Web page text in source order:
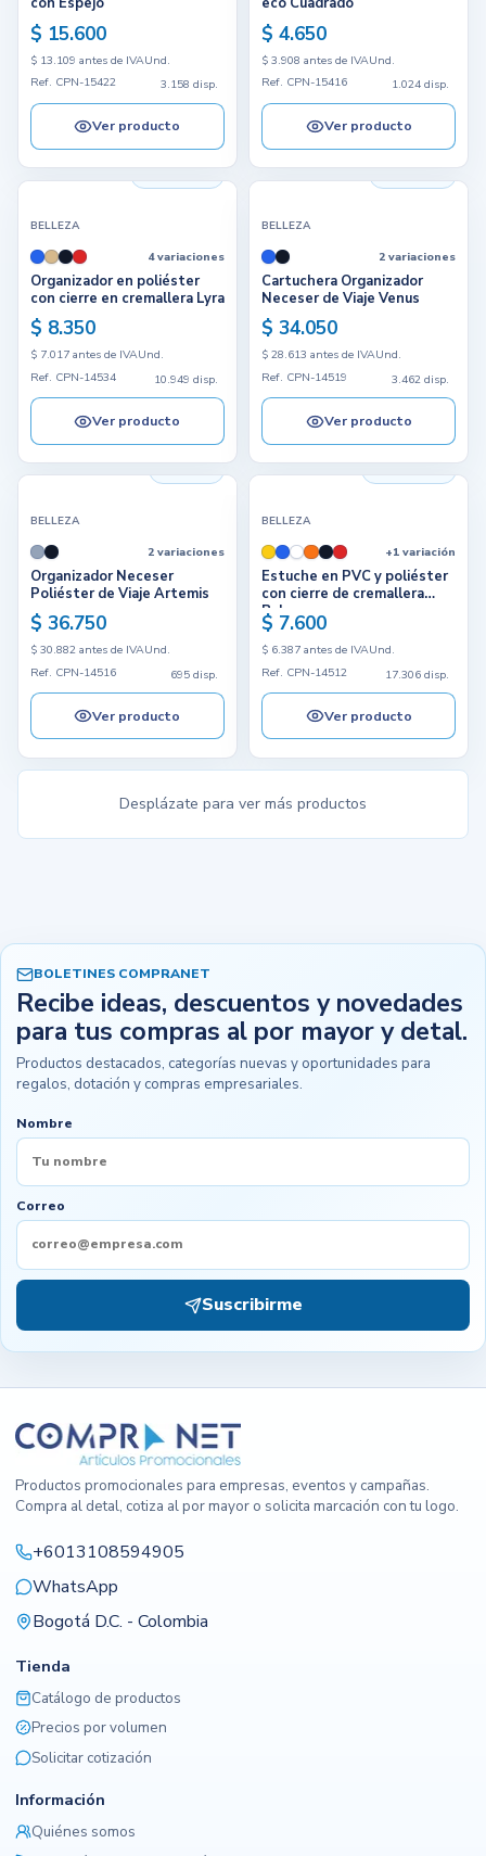
$ 15.600
$ 13.109 antes de IVAUnd.
Ref. CPN-15422
3.158 disp.
Ver producto
$ 4.650
$ 3.908 antes de IVAUnd.
Ref. CPN-15416
1.024 disp.
Ver producto
BELLEZA
4 variaciones
Organizador en poliéster
con cierre en cremallera Lyra
$ 8.350
$ 7.017 antes de IVAUnd.
Ref. CPN-14534
10.949 disp.
Ver producto
BELLEZA
2 variaciones
Cartuchera Organizador
Neceser de Viaje Venus
$ 34.050
$ 28.613 antes de IVAUnd.
Ref. CPN-14519
3.462 disp.
Ver producto
BELLEZA
2 variaciones
Organizador Neceser
Poliéster de Viaje Artemis
$ 36.750
$ 30.882 antes de IVAUnd.
Ref. CPN-14516
695 disp.
Ver producto
BELLEZA
+1 variación
Estuche en PVC y poliéster
con cierre de cremallera
Baloo
$ 7.600
$ 6.387 antes de IVAUnd.
Ref. CPN-14512
17.306 disp.
Ver producto
Desplázate para ver más productos
BOLETINES COMPRANET
Recibe ideas, descuentos y novedades
para tus compras al por mayor y detal.
Productos destacados, categorías nuevas y oportunidades para
regalos, dotación y compras empresariales.
Nombre
Correo
Suscribirme
Productos promocionales para empresas, eventos y campañas.
Compra al detal, cotiza al por mayor o solicita marcación con tu logo.
+6013108594905
WhatsApp
Bogotá D.C. - Colombia
Tienda
Catálogo de productos
Precios por volumen
Solicitar cotización
Información
Quiénes somos